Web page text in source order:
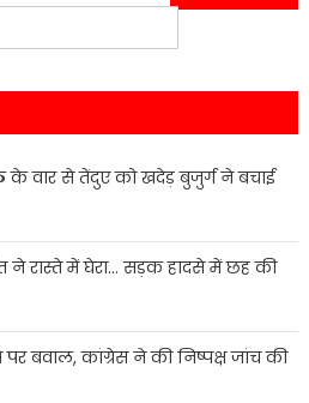
के वार से तेंदुए को खदेड़ बुजुर्ग ने बचाई
रास्ते में घेरा… सड़क हादसे में छह की
बवाल, कांग्रेस ने की निष्पक्ष जांच की